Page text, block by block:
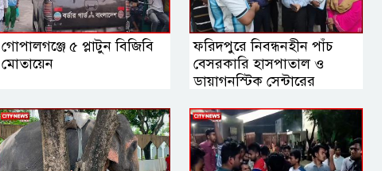
গোপালগঞ্জে ৫ প্লাটুন বিজিবি
মোতায়েন
ফরিদপুরে নিবন্ধনহীন পাঁচ
বেসরকারি হাসপাতাল ও
ডায়াগনস্টিক সেন্টারের